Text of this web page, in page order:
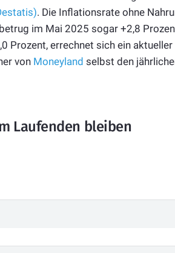
. Die Inflationsrate ohne
im Mai 2025 sogar +2,8
Prozent, errechnet sich ein aktueller
von Moneyland selbst den
Laufenden bleiben